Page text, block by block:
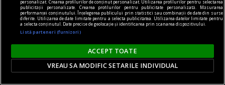
„Strîmbă-Lemne” nu are, după cum se vede, o
tipologie fixă, el variind imagistic în funcţie de
marotele fiecărei generaţii.
personalizat. Crearea profilurilor de conținut personalizat. Utilizarea profilurilor pentru selectarea
publicității personalizate. Crearea profilurilor pentru publicitate personalizată. Măsurarea
performanței conținutului. Înțelegerea publicului prin statistici sau combinații de date din surse
diferite. Utilizarea de date limitate pentru a selecta publicitatea. Utilizarea datelor limitate pentru
a selecta conținutul. Date precise de geolocație și identificarea prin scanarea dispozitivului.
Listă parteneri (furnizori)
ACCEPT TOATE
VREAU SA MODIFIC SETARILE INDIVIDUAL